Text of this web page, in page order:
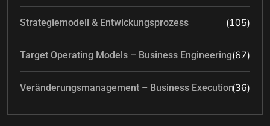
Strategiemodell & Entwickungsprozess (105)
Target Operating Models – Business Engineering(67)
Veränderungsmanagement – Business Execution(36)